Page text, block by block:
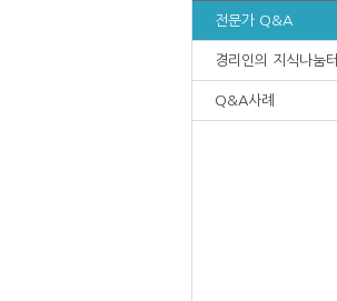
전문가 Q&A
경리인의 지식나눔터
Q&A사례